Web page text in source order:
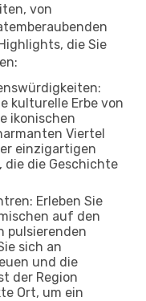
von
die Sie
kulturelle Erbe von
ikonischen
Viertel
einzigartigen
die Geschichte
Erleben Sie
auf den
pulsierenden
sich an
und die
der Region
Ort, um ein